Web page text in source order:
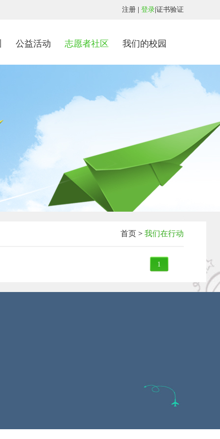
注册| 登录| 证书验证
公益活动 志愿者社区 我们的校园
首页 > 我们在行动
1